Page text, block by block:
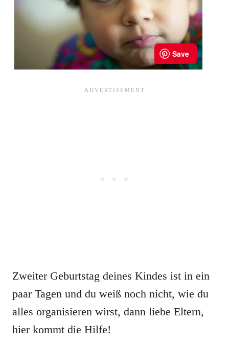
Zweiter Geburtstag deines Kindes ist in ein
paar Tagen und du weiß noch nicht, wie du
alles organisieren wirst, dann liebe Eltern,
hier kommt die Hilfe!